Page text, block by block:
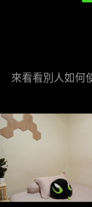
來看看別人如何